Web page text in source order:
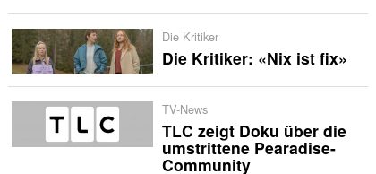
Die Kritiker
Die Kritiker: «Nix ist fix»
TV-News
TLC zeigt Doku über die
umstrittene Pearadise-
Community